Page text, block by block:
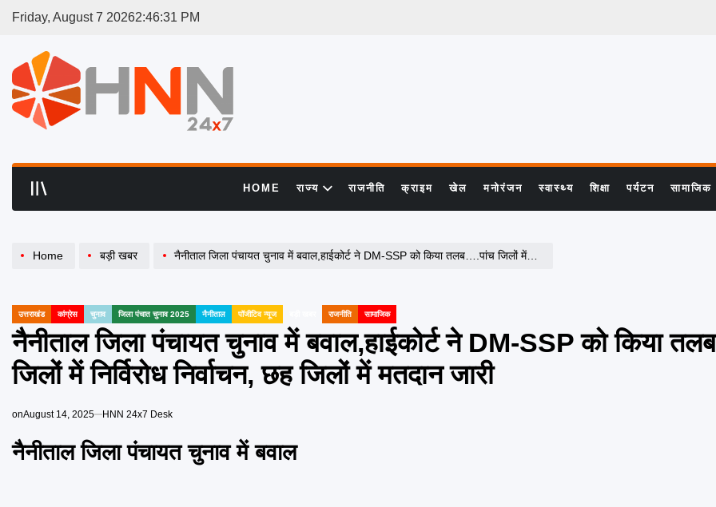
Friday, August 7 20262:46:31 PM
HOME राज्य राजनीति क्राइम खेल मनोरंजन स्वास्थ्य शिक्षा पर्यटन सामाजिक
Home बड़ी खबर नैनीताल जिला पंचायत चुनाव में बवाल,हाईकोर्ट ने DM-SSP को किया तलब….पांच जिलों में निर्विरोध निर्वाचन, छह जिलों में मतदान जारी
POSTED
IN
उत्तराखंड कांग्रेस चुनाव जिला पंचात चुनाव 2025 नैनीताल पॉजीटिव न्यूज राजनीति सामाजिक
नैनीताल जिला पंचायत चुनाव में बवाल,हाईकोर्ट ने DM-SSP को किया
जिलों में निर्विरोध निर्वाचन, छह जिलों में मतदान जारी
onAugust 14, 2025 HNN 24x7 Desk
नैनीताल जिला पंचायत चुनाव में बवाल